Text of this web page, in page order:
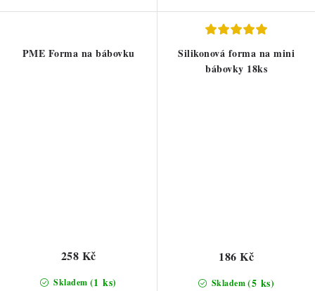
PME Forma na bábovku
Skladem (1 ks)
258 Kč
Silikonová forma na mini
bábovky 18ks
Skladem(5 ks)
186 Kč